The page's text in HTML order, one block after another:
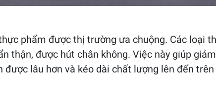
phẩm được thị trường ưa chuộng. Các loại
thận, được hút chân không. Việc này giúp
lâu hơn và kéo dài chất lượng lên đến